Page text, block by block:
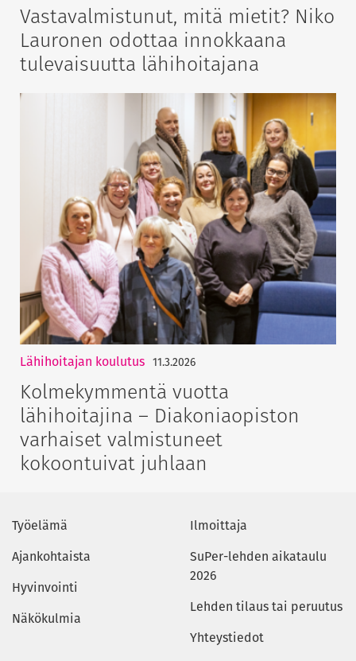
Vastavalmistunut, mitä mietit? Niko
Lauronen odottaa innokkaana
tulevaisuutta lähihoitajana
Lähihoitajan koulutus 11.3.2026
Kolmekymmentä vuotta
lähihoitajina – Diakoniaopiston
varhaiset valmistuneet
kokoontuivat juhlaan
Työelämä
Ajankohtaista
Hyvinvointi
Näkökulmia
Ilmoittaja
SuPer-lehden aikataulu
2026
Lehden tilaus tai peruutus
Yhteystiedot